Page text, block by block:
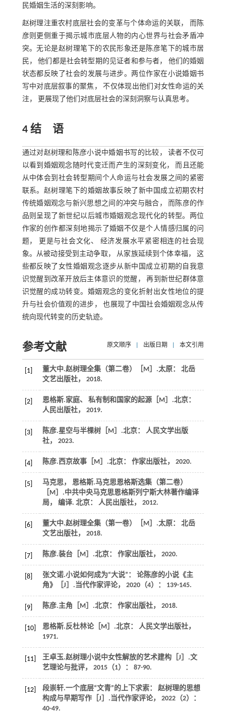
民婚姻生活的深刻影响。
赵树理注重农村底层社会的变革与个体命运的关联， 而陈
彦则更侧重于揭示城市底层人物的内心世界与社会矛盾冲
突。无论是赵树理笔下的农民形象还是陈彦笔下的城市居
民， 他们都是社会转型期的见证者和参与者， 他们的婚姻
状态都反映了社会的发展与进步。两位作家在小说婚姻书
写中对底层叙事的聚焦， 不仅体现出他们对女性命运的关
注， 更展现了他们对底层社会的深刻洞察与认真思考。
4 结 语
通过对赵树理和陈彦小说中婚姻书写的比较， 读者不仅可
以看到婚姻观念随时代变迁而产生的深刻变化， 而且还能
从中体会到社会转型期间个人命运与社会发展之间的紧密
联系。赵树理笔下的婚姻故事反映了新中国成立初期农村
传统婚姻观念与新兴思想之间的冲突与融合， 而陈彦的作
品则呈现了新世纪以后城市婚姻观念现代化的转型。两位
作家的创作都深刻地揭示了婚姻不仅是个人情感归属的问
题， 更是与社会文化、 经济发展水平紧密相连的社会现
象。从被动接受到主动争取， 从家族延续到个体幸福， 这
些都反映了女性婚姻观念逐步从新中国成立初期的自我意
识觉醒到改革开放后主体意识的觉醒， 再到新世纪群体意
识觉醒的成功转变。婚姻观念的变化折射出女性地位的提
升与社会价值观的进步， 也展现了中国社会婚姻观念从传
统向现代转变的历史轨迹。
参考文献 原文顺序 出版日期 本文引用
[1] 董大中.赵树理全集（第二卷）
［M］.太原： 北岳
文艺出版社， 2018.
[2] 恩格斯.家庭、 私有制和国家的起源［M］.北京：
人民出版社， 2019.
[3] 陈彦.星空与半棵树［M］.北京： 人民文学出版
社， 2023.
[4] 陈彦.西京故事［M］.北京： 作家出版社， 2020.
[5] 马克思， 恩格斯.马克思恩格斯选集（第二卷）
［M］.中共中央马克思恩格斯列宁斯大林著作编译
局， 编译. 北京： 人民出版社， 2012.
[6] 董大中.赵树理全集（第一卷）
［M］.太原： 北岳
文艺出版社， 2018.
[7] 陈彦.装台［M］.北京： 作家出版社， 2020.
[8]
张文诺.小说如何成为“大说”： 论陈彦的小说《主
角》［J］.当代作家评论， 2020（4）： 139-145.
[9] 陈彦.主角 ［M］.北京： 作家出版社， 2018.
[10] 恩格斯.反杜林论［M］.北京： 人民文学出版社，
1971.
[11] 王卓玉.赵树理小说中女性解放的艺术建构［J］.文
艺理论与批评， 2015（1）： 87-90.
[12]
段崇轩.一个底层“文青”的上下求索： 赵树理的思想
构成与早期写作［J］.当代作家评论， 2022（2）：
40-49.